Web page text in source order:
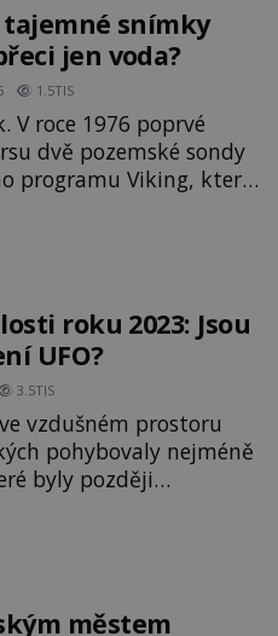
tajemné snímky
jen voda?
1.5TIS
V roce 1976 poprvé
dvě pozemské sondy
programu Viking, které
záhadami
1 zde zaznamená
NASA (Národní úřad
roku 2023: Jsou
UFO?
3.5TIS
vzdušném prostoru
pohybovaly nejméně
byly později
možné, že šlo o nějaké
městem